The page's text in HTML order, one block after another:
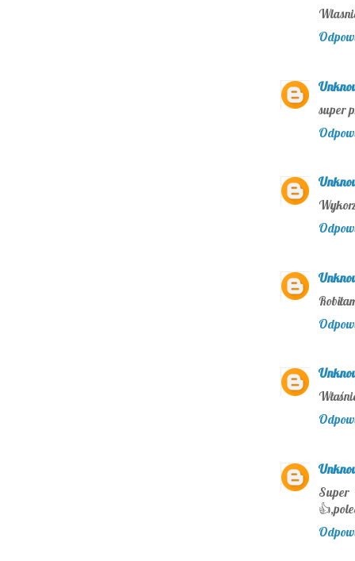
super